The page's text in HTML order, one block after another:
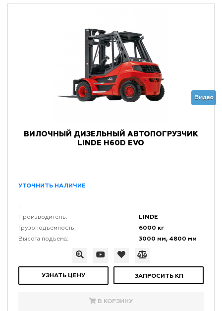
Видео
ВИЛОЧНЫЙ ДИЗЕЛЬНЫЙ АВТОПОГРУЗЧИК
LINDE H60D EVO
УТОЧНИТЬ НАЛИЧИЕ
:
Производитель:
LINDE
Грузоподъемность: 6000 кг
Высота подъема: 3000 мм, 4800 мм
УЗНАТЬ ЦЕНУ ЗАПРОСИТЬ КП
В КОРЗИНУ